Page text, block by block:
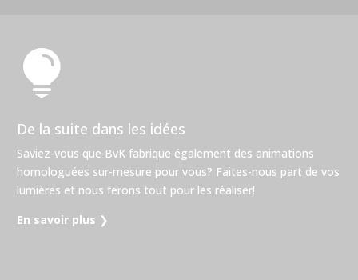

De la suite dans les idées
Saviez-vous que BvK fabrique également des animations
homologuées sur-mesure pour vous? Faites-nous part de vos
lumières et nous ferons tout pour les réaliser!
En savoir plus ❯